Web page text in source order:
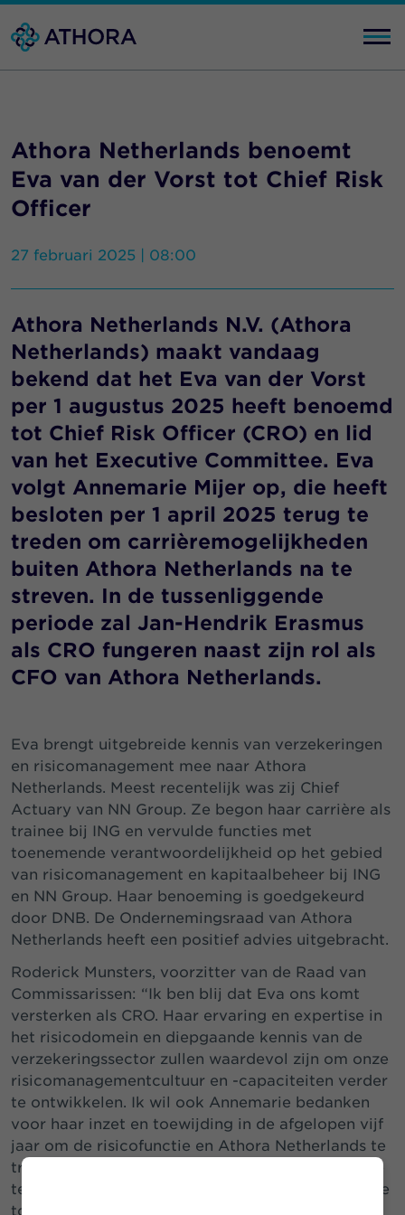
Athora Netherlands benoemt
Eva van der Vorst tot Chief Risk
Officer
27 februari 2025 | 08:00
Athora Netherlands N.V. (Athora
Netherlands) maakt vandaag
bekend dat het Eva van der Vorst
per 1 augustus 2025 heeft benoemd
tot Chief Risk Officer (CRO) en lid
van het Executive Committee. Eva
volgt Annemarie Mijer op, die heeft
besloten per 1 april 2025 terug te
treden om carrièremogelijkheden
buiten Athora Netherlands na te
streven. In de tussenliggende
periode zal Jan-Hendrik Erasmus
als CRO fungeren naast zijn rol als
CFO van Athora Netherlands.
Eva brengt uitgebreide kennis van verzekeringen
en risicomanagement mee naar Athora
Netherlands. Meest recentelijk was zij Chief
Actuary van NN Group. Ze begon haar carrière als
trainee bij ING en vervulde functies met
toenemende verantwoordelijkheid op het gebied
van risicomanagement en kapitaalbeheer bij ING
en NN Group. Haar benoeming is goedgekeurd
door DNB. De Ondernemingsraad van Athora
Netherlands heeft een positief advies uitgebracht.
Roderick Munsters, voorzitter van de Raad van
Commissarissen: “Ik ben blij dat Eva ons komt
versterken als CRO. Haar ervaring en expertise in
het risicodomein en diepgaande kennis van de
verzekeringssector zullen waardevol zijn om onze
risicomanagementcultuur en -capaciteiten verder
te ontwikkelen. Ik wil ook Annemarie bedanken
voor haar inzet en toewijding in de afgelopen vijf
jaar om de risicofunctie en Athora Netherlands te
transformeren en duurzaamheid in de organisatie
te verankeren. Ik wens haar het allerbeste voor de
toekomst.”